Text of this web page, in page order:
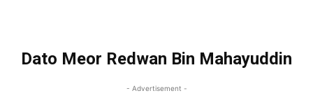
Dato Meor Redwan Bin Mahayuddin
- Advertisement -